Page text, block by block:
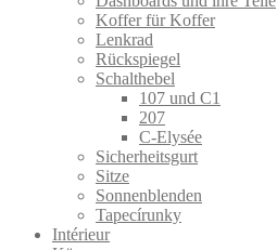
Koffer für Koffer
Lenkrad
Rückspiegel
Schalthebel
107 und C1
207
C-Elysée
Sicherheitsgurt
Sitze
Sonnenblenden
Tapecírunky
Intérieur